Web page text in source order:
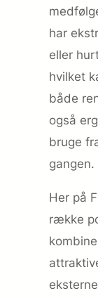
har
eller
hvilket
både
også
bruge
gangen.
Her på
række